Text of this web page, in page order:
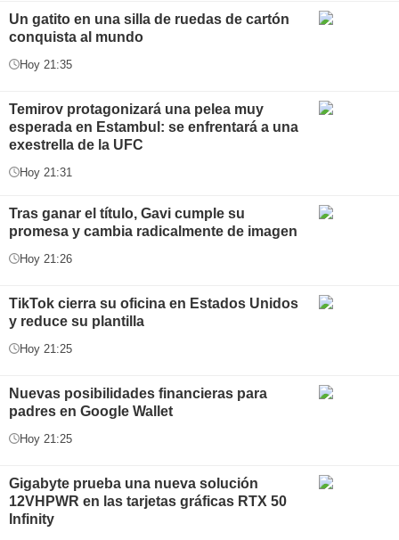
Un gatito en una silla de ruedas de cartón
conquista al mundo
Hoy 21:35
Temirov protagonizará una pelea muy
esperada en Estambul: se enfrentará a una
exestrella de la UFC
Hoy 21:31
Tras ganar el título, Gavi cumple su
promesa y cambia radicalmente de imagen
Hoy 21:26
TikTok cierra su oficina en Estados Unidos
y reduce su plantilla
Hoy 21:25
Nuevas posibilidades financieras para
padres en Google Wallet
Hoy 21:25
Gigabyte prueba una nueva solución
12VHPWR en las tarjetas gráficas RTX 50
Infinity